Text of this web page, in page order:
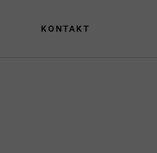
KONTAKT